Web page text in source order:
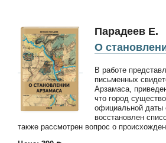
Парадеев Е.
О
В работе
письменных
Арзамаса,
что город
официальной даты
восстановлен
также рассмотрен вопрос о